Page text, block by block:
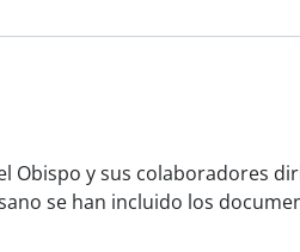
y sus colaboradores
se han incluido los